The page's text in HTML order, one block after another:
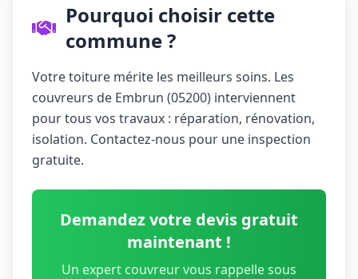
Pourquoi choisir cette
commune ?
Votre toiture mérite les meilleurs soins. Les
couvreurs de Embrun (05200) interviennent
pour tous vos travaux : réparation, rénovation,
isolation. Contactez-nous pour une inspection
gratuite.
Demandez votre devis gratuit
maintenant !
Un expert couvreur vous rappelle sous